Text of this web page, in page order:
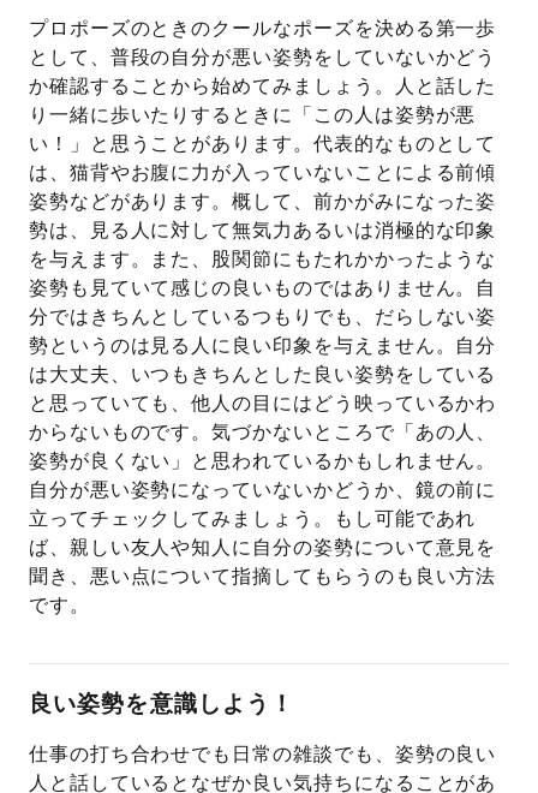
プロポーズのときのクールなポーズを決める第一歩
として、普段の自分が悪い姿勢をしていないかどう
か確認することから始めてみましょう。人と話した
り一緒に歩いたりするときに「この人は姿勢が悪
い！」と思うことがあります。代表的なものとして
は、猫背やお腹に力が入っていないことによる前傾
姿勢などがあります。概して、前かがみになった姿
勢は、見る人に対して無気力あるいは消極的な印象
を与えます。また、股関節にもたれかかったような
姿勢も見ていて感じの良いものではありません。自
分ではきちんとしているつもりでも、だらしない姿
勢というのは見る人に良い印象を与えません。自分
は大丈夫、いつもきちんとした良い姿勢をしている
と思っていても、他人の目にはどう映っているかわ
からないものです。気づかないところで「あの人、
姿勢が良くない」と思われているかもしれません。
自分が悪い姿勢になっていないかどうか、鏡の前に
立ってチェックしてみましょう。もし可能であれ
ば、親しい友人や知人に自分の姿勢について意見を
聞き、悪い点について指摘してもらうのも良い方法
です。
良い姿勢を意識しよう！
仕事の打ち合わせでも日常の雑談でも、姿勢の良い
人と話しているとなぜか良い気持ちになることがあ